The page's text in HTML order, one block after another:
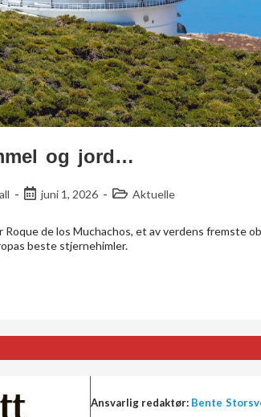
og jord…
juni 1, 2026 Aktuelle
Roque de los Muchachos, et av verdens fremste
beste stjernehimler.
Ansvarlig redaktør: Bente